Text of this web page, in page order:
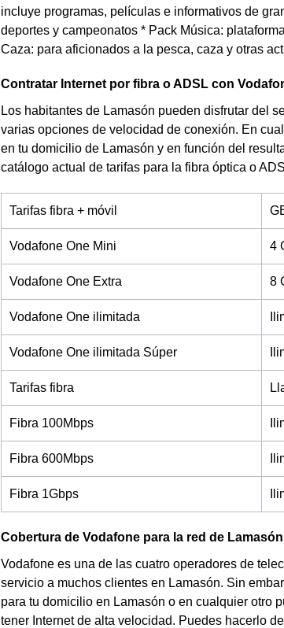
incluye programas, películas e informativos de
deportes y campeonatos * Pack Música:
Caza: para aficionados a la pesca, caza y otras
Contratar Internet por fibra o ADSL con
Los habitantes de Lamasón pueden disfrutar del
varias opciones de velocidad de conexión. En
en tu domicilio de Lamasón y en función del
catálogo actual de tarifas para la fibra óptica o
Tarifas fibra + móvil
Vodafone One Mini 4
Vodafone One Extra 8
Vodafone One ilimitada
Vodafone One ilimitada Súper
Tarifas fibra
Fibra 100Mbps
Fibra 600Mbps
Fibra 1Gbps
Cobertura de Vodafone para la red de Lamasón
Vodafone es una de las cuatro operadores de
servicio a muchos clientes en Lamasón. Sin
para tu domicilio en Lamasón o en cualquier otro
tener Internet de alta velocidad. Puedes hacerlo